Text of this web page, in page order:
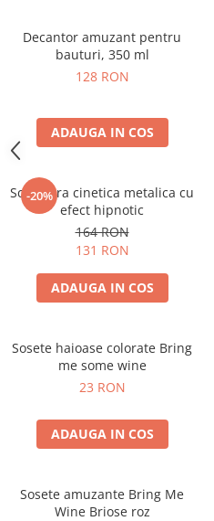
Decantor amuzant pentru
bauturi, 350 ml
128 RON
ADAUGA IN COS
-20%
Sculptura cinetica metalica cu
efect hipnotic
164 RON
131 RON
ADAUGA IN COS
Sosete haioase colorate Bring
me some wine
23 RON
ADAUGA IN COS
Sosete amuzante Bring Me
Wine Briose roz